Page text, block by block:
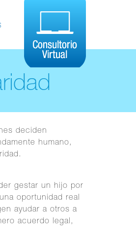
deciden
humano,
gestar un hijo por
oportunidad real
ayudar a otros a
acuerdo legal,